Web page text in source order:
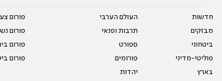
חדשות
מבזקים
ביטחוני
פוליטי-מדיני
בארץ
העולם הערבי
תרבות ופנאי
ספורט
פורומים
יהדות
פורום
פורום
פורום
פורום